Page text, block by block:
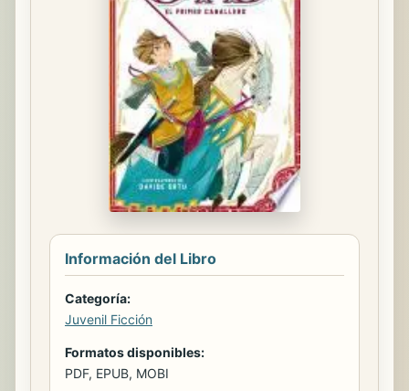
Información del Libro
Categoría:
Juvenil Ficción
Formatos disponibles:
PDF, EPUB, MOBI